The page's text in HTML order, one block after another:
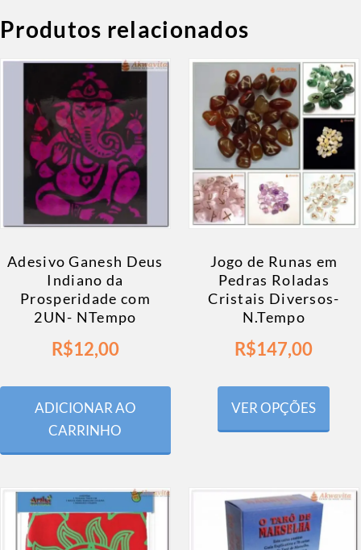
Produtos relacionados
Adesivo Ganesh Deus
Indiano da
Prosperidade com
2UN- NTempo
R$12,00
ADICIONAR AO
CARRINHO
Jogo de Runas em
Pedras Roladas
Cristais Diversos-
N.Tempo
R$147,00
VER OPÇÕES